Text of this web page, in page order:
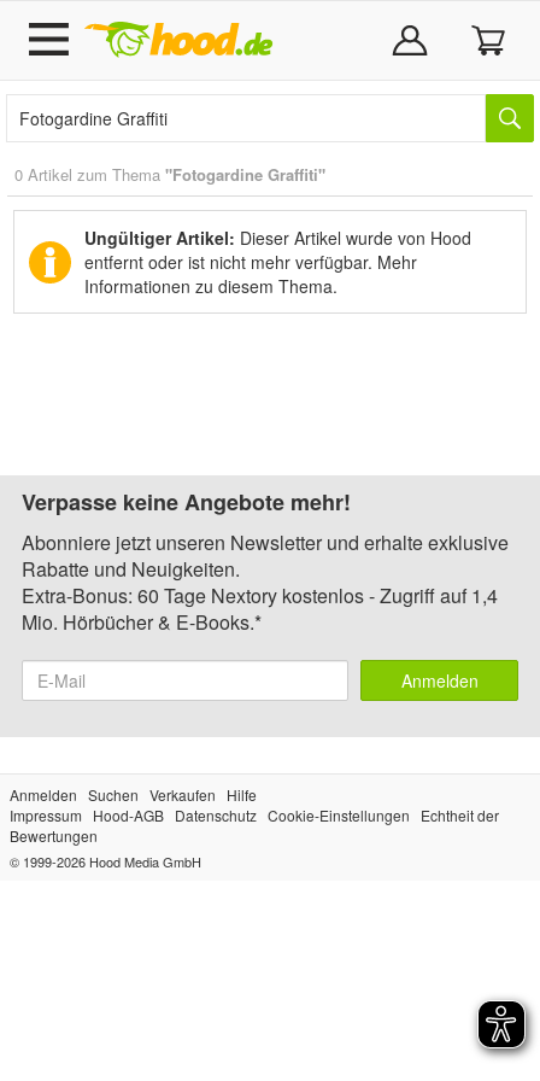
0 Artikel zum Thema "Fotogardine Graffiti"
Ungültiger Artikel: Dieser Artikel wurde von Hood
entfernt oder ist nicht mehr verfügbar. Mehr
Informationen zu diesem Thema.
Verpasse keine Angebote mehr!
Abonniere jetzt unseren Newsletter und erhalte exklusive
Rabatte und Neuigkeiten.
Extra-Bonus: 60 Tage Nextory kostenlos - Zugriff auf 1,4
Mio. Hörbücher & E-Books.*
Anmelden
Anmelden Suchen Verkaufen
Hilfe
Impressum
Hood-AGB Datenschutz Cookie-Einstellungen
Echtheit der
Bewertungen
© 1999-2026 Hood Media GmbH